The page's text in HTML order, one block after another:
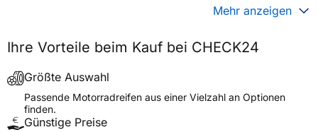
Fahrzeugtyp
Motorrad
Verwendung
Modellname
BATTLAX T33 FRONT
Reifenposition
Mehr anzeigen
Ihre Vorteile beim Kauf bei CHECK24
Größte Auswahl
Passende Motorradreifen aus einer Vielzahl an Optionen
finden.
Günstige Preise